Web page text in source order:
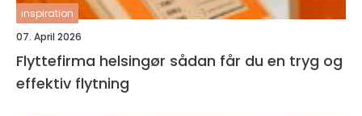
inspiration
07. April 2026
Flyttefirma helsingør sådan får du en tryg og
effektiv flytning